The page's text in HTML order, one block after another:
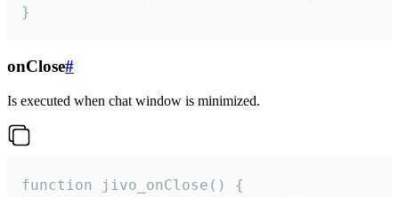
}
onClose#
Is executed when chat window is minimized.
function jivo_onClose() {